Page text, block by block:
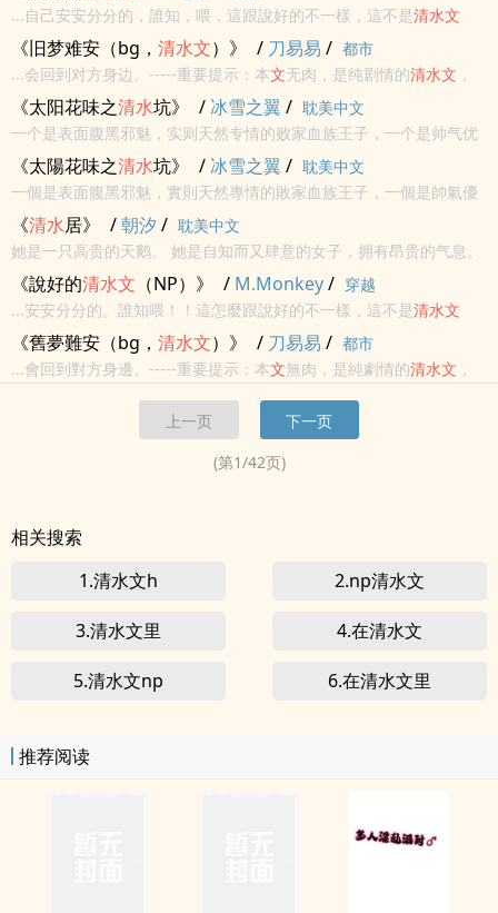
...自己安安分分的，誰知，喂，這跟說好的不一樣，這不是清水文
嗎？怎麼在她這裡變成了rou文 ？！
《旧梦难安（bg， 清水文）》 / 刀易易 / 都市
...会回到对方身边。-----重要提示：本文无肉，是纯剧情的清水文 ，
男女主还是会有亲密行为，但是不会有很具体的细节描写，介意的友
友慎入哦。
《太阳花味之清水坑》 / 冰雪之翼/ 耽美中文
一个是表面腹黑邪魅，实则天然专情的败家血族王子，一个是帅气优
雅，冷傲别扭的贵胄子弟。命运的轨迹正悄然改变……
《太陽花味之清水坑》 / 冰雪之翼/ 耽美中文
一個是表面腹黑邪魅，實則天然專情的敗家血族王子，一個是帥氣優
雅，冷傲彆扭的貴胄子弟。命運的軌跡正悄然改變……
《清水居》 /朝汐 / 耽美中文
她是一只高贵的天鹅。 她是自知而又肆意的女子，拥有昂贵的气息。
她害怕苍老，厌恶孤独。 他是一只脱俗的孤鹤。他是淡漠而又孤高...
《說好的清水文 （NP）》 / M.Monkey/ 穿越
...安安分分的。誰知喂！！這怎麼跟說好的不一樣，這不是清水文
嗎？！怎麼在她這裡變成了肉文 ！！！
《舊夢難安（bg， 清水文）》 / 刀易易 / 都市
...會回到對方身邊。-----重要提示：本文無肉，是純劇情的清水文 ，
男女主還是會有親密行為，但是不會有很具體的細節描寫，介意的友
上一页
下一页
(第1/42页)
相关搜索
1.清水文h
2.np清水文
3.清水文里 4.在清水文
5.清水文np 6.在清水文里
推荐阅读